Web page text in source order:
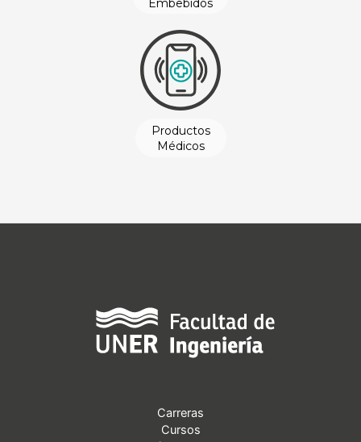
Ingeniería
Clínica
Ingeniería
Productos
Médicos
Carreras
Cursos